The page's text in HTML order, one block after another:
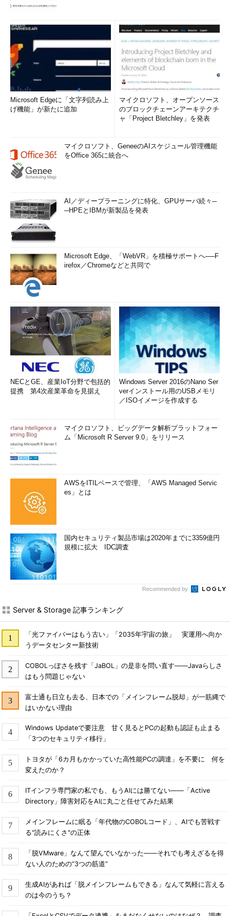
Microsoft Edgeに「文字列読み上
げ機能」が新たに追加
マイクロソフト、オープンソース
のブロックチェーンアーキテクチ
ャ「Project Bletchley」を発表
マイクロソフト、GeneeのAIスケジュール管理機能
をOffice 365に統合へ
AI／ディープラーニングに特化、GPUサーバ続々─
─HPEとIBMが新製品を発表
Microsoft Edge、「WebVR」を積極サポートへ──F
irefox／Chromeなどと共同で
NECとGE、産業IoT分野で包括的
提携 第4次産業革命を見据え
Windows Server 2016のNano Ser
verインストール用のUSBメモリ
／ISOイメージを作成する
マイクロソフト、ビッグデータ解析プラットフォー
ム「Microsoft R Server 9.0」をリリース
AWSをITILベースで管理、「AWS Managed Servic
es」とは
国内セキュリティ製品市場は2020年までに3359億円
規模に拡大 IDC調査
Recommended by
Server & Storage 記事ランキング
「光ファイバーはもう古い」「2035年宇宙の旅」 実運用へ向か
うデータセンター新技術
COBOLっぽさを残す「JaBOL」の是非を問い直す――Javaらしさ
はもう問題じゃない
富士通も日立も去る、日本での「メインフレーム脱却」が一筋縄で
はいかない理由
Windows Updateで要注意 甘く見るとPCの起動も認証も止まる
「3つのセキュリティ移行」
トヨタが「6カ月もかかっていた高性能PCの調達」を不要に 何を
変えたのか？
ITインフラ専門家の私でも、もうAIには勝てない――「Active
Directory」障害対応をAIに丸ごと任せてみた結果
メインフレームに眠る「年代物のCOBOLコード」、AIでも苦戦す
る"読みにくさ"の正体
「脱VMware」なんて望んでいなかった――それでも考えざるを得
ない人のための“3つの筋道”
生成AIがあれば「脱メインフレームもできる」なんて気軽に言える
のは今のうち？